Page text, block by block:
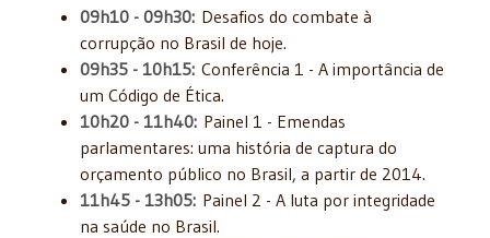
09h10 - 09h30: Desafios do combate à
corrupção no Brasil de hoje.
09h35 - 10h15: Conferência 1 - A importância de
um Código de Ética.
10h20 - 11h40: Painel 1 - Emendas
parlamentares: uma história de captura do
orçamento público no Brasil, a partir de 2014.
11h45 - 13h05: Painel 2 - A luta por integridade
na saúde no Brasil.